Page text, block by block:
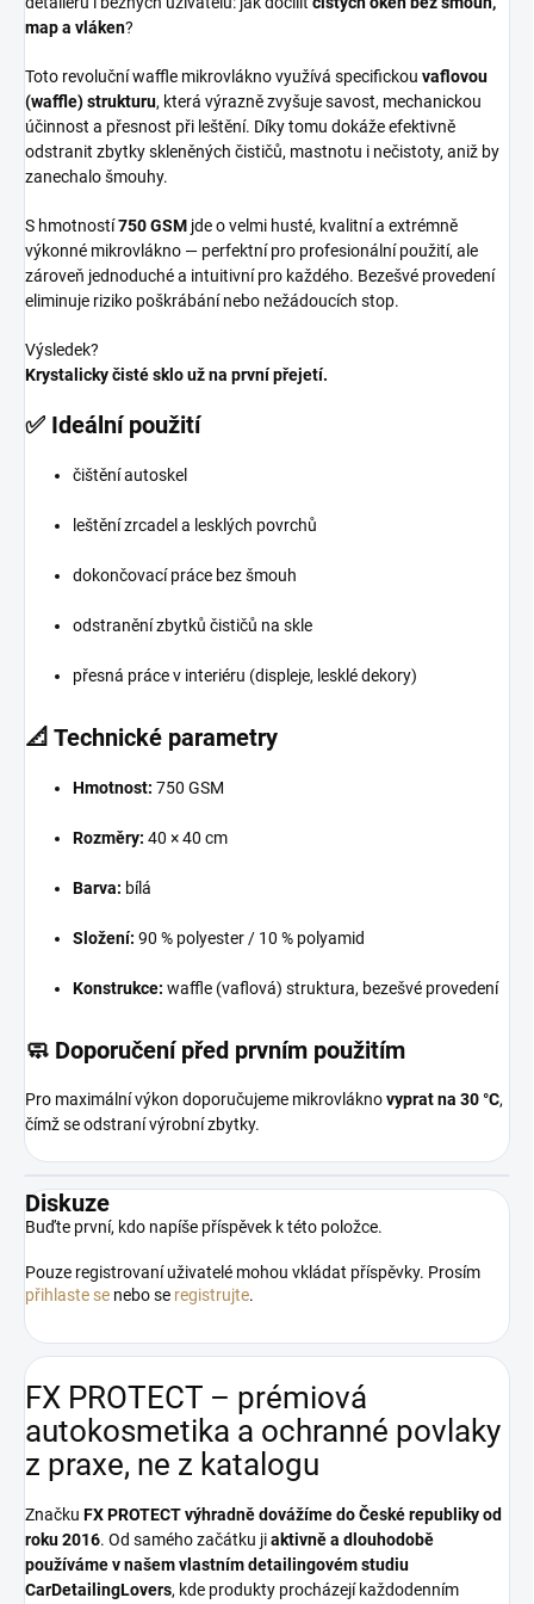
map a vláken?
Toto revoluční waffle mikrovlákno využívá specifickou vaflovou
(waffle) strukturu, která výrazně zvyšuje savost, mechanickou
účinnost a přesnost při leštění. Díky tomu dokáže efektivně
odstranit zbytky skleněných čističů, mastnotu i nečistoty, aniž by
zanechalo šmouhy.
S hmotností750 GSM jde o velmi husté, kvalitní a extrémně
výkonné mikrovlákno — perfektní pro profesionální použití, ale
zároveň jednoduché a intuitivní pro každého. Bezešvé provedení
eliminuje riziko poškrábání nebo nežádoucích stop.
Výsledek?
Krystalicky čisté sklo už na první přejetí.
✅ Ideální použití
čištění autoskel
leštění zrcadel a lesklých povrchů
dokončovací práce bez šmouh
odstranění zbytků čističů na skle
přesná práce v interiéru (displeje, lesklé dekory)
📐 Technické parametry
Hmotnost: 750 GSM
Rozměry: 40 × 40 cm
Barva: bílá
Složení: 90 % polyester / 10 % polyamid
Konstrukce: waffle (vaflová) struktura, bezešvé provedení
🧼 Doporučení před prvním použitím
Pro maximální výkon doporučujeme mikrovláknovyprat na 30 °C,
čímž se odstraní výrobní zbytky.
Diskuze
Buďte první, kdo napíše příspěvek k této položce.
Pouze registrovaní uživatelé mohou vkládat příspěvky. Prosím
přihlaste se nebo se registrujte.
FX PROTECT – prémiová
autokosmetika a ochranné povlaky
z praxe, ne z katalogu
Značku FX PROTECTvýhradně dovážíme do České republiky od
roku 2016. Od samého začátku jiaktivně a dlouhodobě
používáme v našem vlastním detailingovém studiu
CarDetailingLovers, kde produkty procházejí každodenním